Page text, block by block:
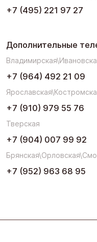
+7 (495) 221 97 27
Дополнительные
+7 (964) 492 21 09
+7 (910) 979 55 76
Тверская
+7 (904) 007 99 92
+7 (952) 963 68 95